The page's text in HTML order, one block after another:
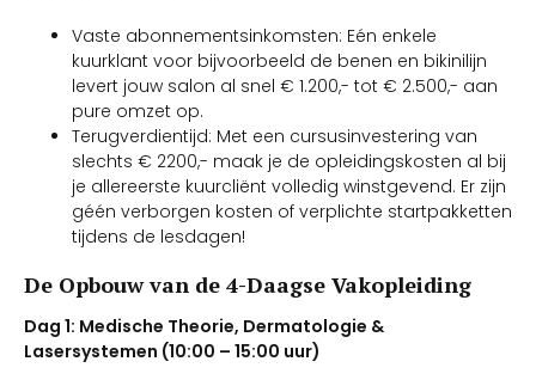
Vaste abonnementsinkomsten: Eén enkele
kuurklant voor bijvoorbeeld de benen en bikinilijn
levert jouw salon al snel € 1.200,- tot € 2.500,- aan
pure omzet op.
Terugverdientijd: Met een cursusinvestering van
slechts € 2200,- maak je de opleidingskosten al bij
je allereerste kuurcliënt volledig winstgevend. Er zijn
géén verborgen kosten of verplichte startpakketten
tijdens de lesdagen!
De Opbouw van de 4-Daagse Vakopleiding
Dag 1: Medische Theorie, Dermatologie &
Lasersystemen (10:00 – 15:00 uur)